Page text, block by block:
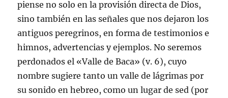
piense no solo en la provisión directa de Dios,
sino también en las señales que nos dejaron los
antiguos peregrinos, en forma de testimonios e
himnos, advertencias y ejemplos. No seremos
perdonados el «Valle de Baca» (v. 6), cuyo
nombre sugiere tanto un valle de lágrimas por
su sonido en hebreo, como un lugar de sed (por